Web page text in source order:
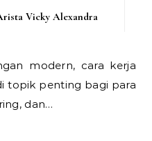
Vicky Alexandra
topik penting bagi para
dan…